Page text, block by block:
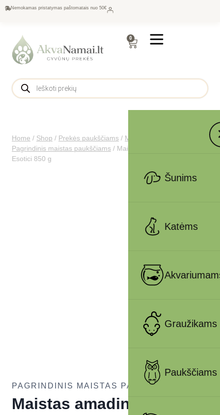
Nemokamas pristatymas paštomatais nuo 50€
0
Šunims
Katėms
Graužikams
Paukščiams
Home / Shop / Prekės paukščiams / Maistas paukščiams
Pagrindinis maistas paukščiams / Maistas amadinams Sunmix
Esotici 850 g
PAGRINDINIS MAISTAS PAUKŠČIAMS
Maistas amadinams